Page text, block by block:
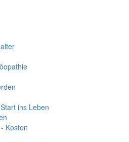
ins Leben
Kosten